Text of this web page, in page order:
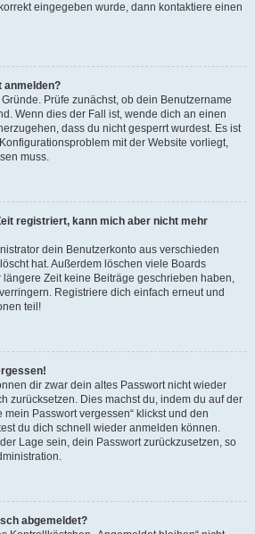
eingegeben wurde, dann kontaktiere einen
anmelden?
Prüfe zunächst, ob dein Benutzername
Wenn dies der Fall ist, wende dich an einen
dass du nicht gesperrt wurdest. Es ist
mit der Website vorliegt,
muss.
registriert, kann mich aber nicht mehr
dein Benutzerkonto aus verschieden
hat. Außerdem löschen viele Boards
Zeit keine Beiträge geschrieben haben,
Registriere dich einfach erneut und
teil!
dir zwar dein altes Passwort nicht wieder
zurücksetzen. Dies machst du, indem du auf der
mein Passwort vergessen“ klickst und den
du dich schnell wieder anmelden können.
Lage sein, dein Passwort zurückzusetzen, so
abgemeldet?